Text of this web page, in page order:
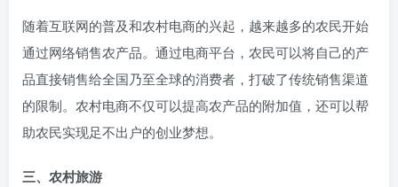
随着互联网的普及和农村电商的兴起，越来越多的农民开始
通过网络销售农产品。通过电商平台，农民可以将自己的产
品直接销售给全国乃至全球的消费者，打破了传统销售渠道
的限制。农村电商不仅可以提高农产品的附加值，还可以帮
助农民实现足不出户的创业梦想。
三、农村旅游